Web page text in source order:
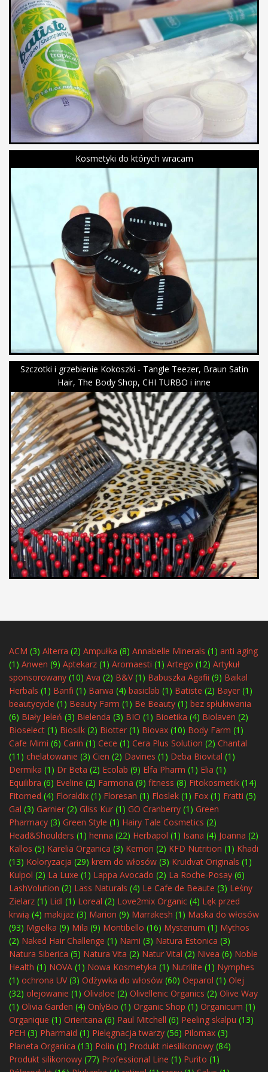
Kosmetyki do których wracam
Szczotki i grzebienie Kokoszki - Tangle Teezer, Braun Satin
Hair, The Body Shop, CHI TURBO i inne
ACM (3) Alterra (2) Ampułka (8) Annabelle Minerals (1) anti aging
(1) Anwen (9) Aptekarz (1) Aromaesti (1) Artego (12) Artykuł
sponsorowany (10) Ava (2) B&V(1) Babuszka Agafii (9) Baikal
Herbals (1) Banfi (1) Barwa (4) basiclab (1) Batiste (2) Bayer (1)
beautycycle (1) Beauty Farm (1) Be Beauty (1) bez spłukiwania
(6) Biały Jeleń (3) Bielenda (3) BIO (1) Bioetika (4) Biolaven (2)
Bioselect (1) Biosilk (2) Biotter (1) Biovax (10) Body Farm (1)
Cafe Mimi (6) Carin (1) Cece (1) Cera Plus Solution (2) Chantal
(11) chelatowanie (3) Cien (2) Davines (1) Deba Biovital (1)
Dermika (1) Dr Beta (2) Ecolab (9) Elfa Pharm (1) Elia (1)
Equilibra (6) Eveline (2) Farmona (9) fitness (8) Fitokosmetik (14)
Fitomed (4) Floraldix (1) Floresan (1) Floslek (1) Fox (1) Fratti (5)
Gal (3) Garnier (2) Gliss Kur (1) GO Cranberry (1) Green
Pharmacy (3) Green Style (1) Hairy Tale Cosmetics (2)
Head&Shoulders (1) henna (22) Herbapol (1) Isana (4) Joanna (2)
Kallos (5) Karelia Organica (3) Kemon (2) KFD Nutrition (1) Khadi
(13) Koloryzacja (29) krem do włosów (3) Kruidvat Originals (1)
Kulpol (2) La Luxe (1) Lappa Avocado (2) La Roche-Posay (6)
LashVolution (2) Lass Naturals (4) Le Cafe de Beaute (3) Leśny
Zielarz (1) Lidl (1) Loreal (2) Love2mix Organic (4) Lęk przed
krwią (4) makijaż (3) Marion (9) Marrakesh (1) Maska do włosów
(93) Mgiełka (9) Mila (9) Montibello (16) Mysterium (1) Mythos
(2) Naked Hair Challenge (1) Nami (3) Natura Estonica (3)
Natura Siberica (5) Natura Vita (2) Natur Vital (2) Nivea (6) Noble
Health (1) NOVA (1) Nowa Kosmetyka (1) Nutrilite (1) Nymphes
(1) ochrona UV(3) Odżywka do włosów (60) Oeparol (1) Olej
(32) olejowanie (1) Olivaloe (2) Olivellenic Organics (2) Olive Way
(1) Olivia Garden (4) OnlyBio (1) Organic Shop (1) Organicum (1)
Organique (1) Orientana (6) Paul Mitchell (6) Peeling skalpu (13)
PEH (3) Pharmaid (1) Pielęgnacja twarzy (56) Pilomax (3)
Planeta Organica (13) Polin (1) Produkt niesilikonowy (84)
Produkt silikonowy (77) Professional Line (1) Purito (1)